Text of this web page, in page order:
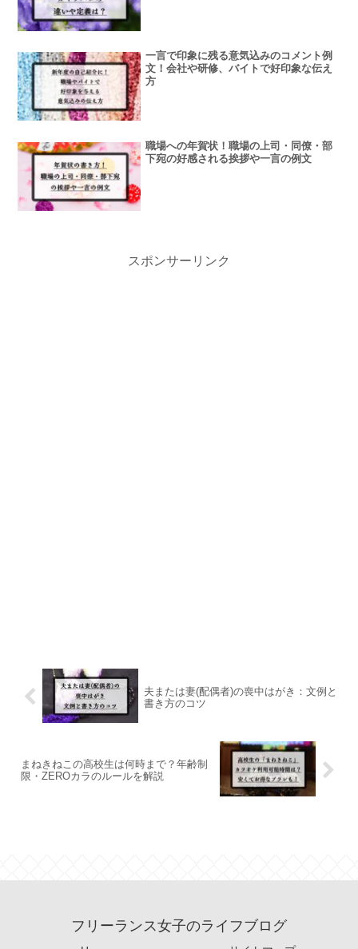
一言で印象に残る意気込みのコメント例
文！会社や研修、バイトで好印象な伝え
方
職場への年賀状！職場の上司・同僚・部
下宛の好感される挨拶や一言の例文
スポンサーリンク
夫または妻(配偶者)の喪中はがき：文例と
書き方のコツ
まねきねこの高校生は何時まで？年齢制
限・ZEROカラのルールを解説
フリーランス女子のライフブログ